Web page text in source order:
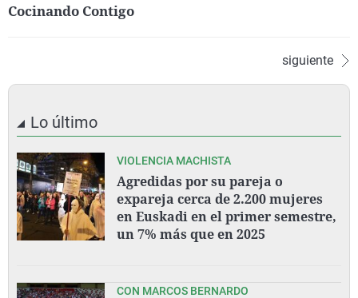
Cocinando Contigo
siguiente
Lo último
VIOLENCIA MACHISTA
Agredidas por su pareja o
expareja cerca de 2.200 mujeres
en Euskadi en el primer semestre,
un 7% más que en 2025
CON MARCOS BERNARDO